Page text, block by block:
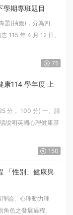
學期專班題目
題(抽籤)，分為四
115 年 4 月 12 日。
75
康114 學年度 上
分， 100 分) 一、請
說明英國心理健康基
150
「性別、健康與
論、心理動力理
色之發展過程。